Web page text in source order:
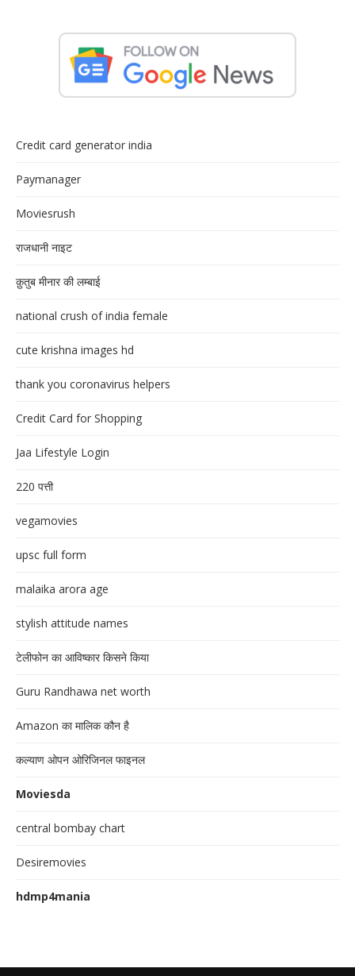
Credit card generator india
Paymanager
Moviesrush
राजधानी नाइट
क़ुतुब मीनार की लम्बाई
national crush of india female
cute krishna images hd
thank you coronavirus helpers
Credit Card for Shopping
Jaa Lifestyle Login
220 पत्ती
vegamovies
upsc full form
malaika arora age
stylish attitude names
टेलीफोन का आविष्कार किसने किया
Guru Randhawa net worth
Amazon का मालिक कौन है
कल्याण ओपन ओरिजिनल फाइनल
Moviesda
central bombay chart
Desiremovies
hdmp4mania